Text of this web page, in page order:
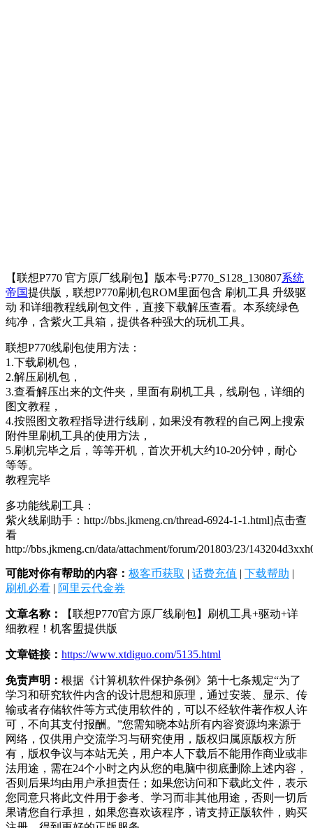
【联想P770 官方原厂线刷包】版本号:P770_S128_130807系统
帝国提供版，联想P770刷机包ROM里面包含 刷机工具 升级驱
动 和详细教程线刷包文件，直接下载解压查看。本系统绿色
纯净，含紫火工具箱，提供各种强大的玩机工具。
联想P770线刷包使用方法：
1.下载刷机包，
2.解压刷机包，
3.查看解压出来的文件夹，里面有刷机工具，线刷包，详细的
图文教程，
4.按照图文教程指导进行线刷，如果没有教程的自己网上搜索
附件里刷机工具的使用方法，
5.刷机完毕之后，等等开机，首次开机大约10-20分钟，耐心
等等。
教程完毕
多功能线刷工具：
紫火线刷助手：http://bbs.jkmeng.cn/thread-6924-1-1.html]点击查
看
http://bbs.jkmeng.cn/data/attachment/forum/201803/23/
可能对你有帮助的内容： 极客币获取 | 话费充值 | 下载帮助 |
刷机必看 | 阿里云代金券
文章名称：
【联想P770官方原厂线刷包】刷机工具+驱动+详
细教程！机客盟提供版
文章链接： https://www.xtdiguo.com/5135.html
免责声明： 根据《计算机软件保护条例》第十七条规定“为了
学习和研究软件内含的设计思想和原理，通过安装、显示、传
输或者存储软件等方式使用软件的，可以不经软件著作权人许
可，不向其支付报酬。”您需知晓本站所有内容资源均来源于
网络，仅供用户交流学习与研究使用，版权归属原版权方所
有，版权争议与本站无关，用户本人下载后不能用作商业或非
法用途，需在24个小时之内从您的电脑中彻底删除上述内容，
否则后果均由用户承担责任；如果您访问和下载此文件，表示
您同意只将此文件用于参考、学习而非其他用途，否则一切后
果请您自行承担，如果您喜欢该程序，请支持正版软件，购买